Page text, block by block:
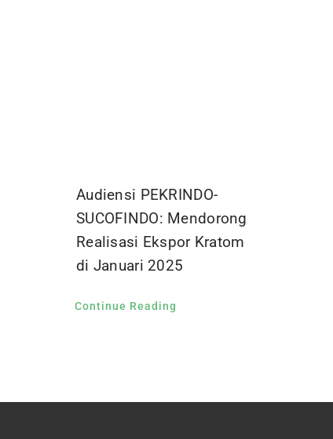
Audiensi PEKRINDO-
SUCOFINDO: Mendorong
Realisasi Ekspor Kratom
di Januari 2025
Continue Reading